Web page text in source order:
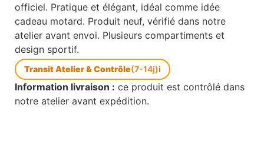
officiel. Pratique et élégant, idéal comme idée
cadeau motard. Produit neuf, vérifié dans notre
atelier avant envoi. Plusieurs compartiments et
design sportif.
Transit Atelier & Contrôle(7-14j)i
Information livraison : ce produit est contrôlé dans
notre atelier avant expédition.